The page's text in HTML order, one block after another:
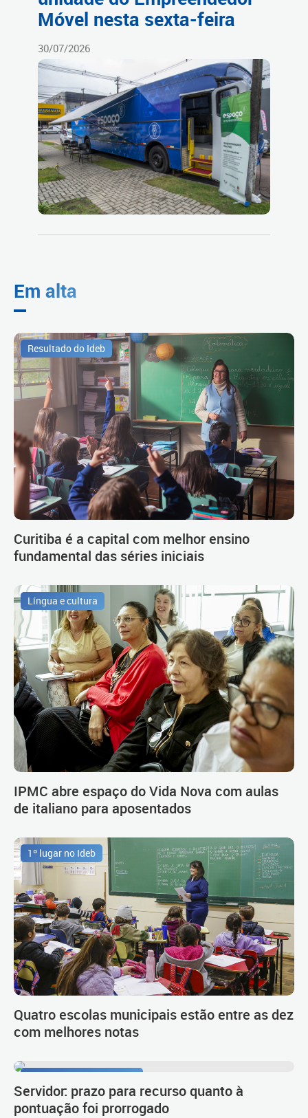
Móvel nesta sexta-feira
30/07/2026
Em alta
Resultado do Ideb
Curitiba é a capital com melhor ensino
fundamental das séries iniciais
Língua e cultura
IPMC abre espaço do Vida Nova com aulas
de italiano para aposentados
1º lugar no Ideb
Quatro escolas municipais estão entre as dez
com melhores notas
Servidor: prazo para recurso quanto à
pontuação foi prorrogado